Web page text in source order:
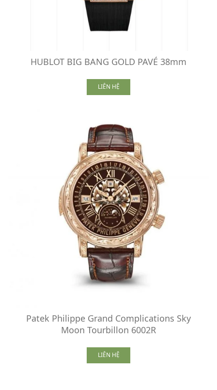
HUBLOT BIG BANG GOLD PAVÉ 38mm
LIÊN HỆ
Patek Philippe Grand Complications Sky
Moon Tourbillon 6002R
LIÊN HỆ